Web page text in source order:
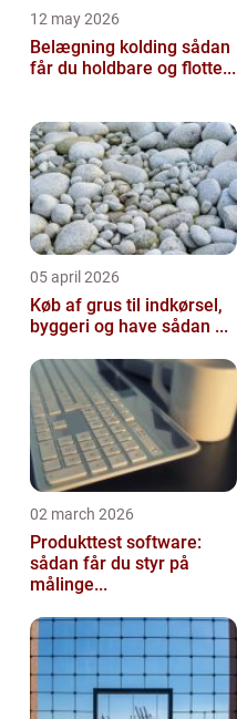
12 may 2026
Belægning kolding sådan
får du holdbare og flotte...
05 april 2026
Køb af grus til indkørsel,
byggeri og have sådan ...
02 march 2026
Produkttest software:
sådan får du styr på
målinge...